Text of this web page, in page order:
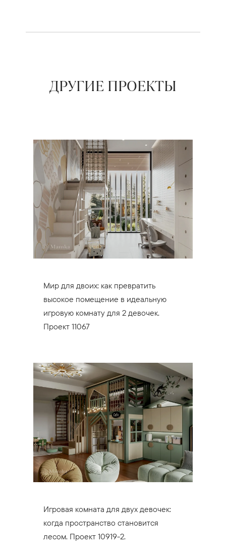
ДРУГИЕ ПРОЕКТЫ
Мир для двоих: как превратить
высокое помещение в идеальную
игровую комнату для 2 девочек.
Проект 11067
Игровая комната для двух девочек:
когда пространство становится
лесом. Проект 10919-2.